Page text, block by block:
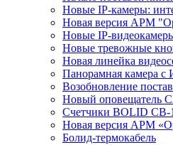
Новые IP-камеры:
Новая версия АРМ
Новые IP-
Новые тревожные
Новая линейка
Панорамная камера с
Возобновление
Новый оповещатель
Счетчики BOLID СВ-
Новая версия АРМ
Болид-термокабель